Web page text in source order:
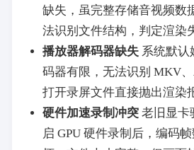
缺失，虽完整存储音视频数
法识别文件结构，判定渲染
播放器解码器缺失系统默认
码器有限，无法识别 MKV
打开录屏文件直接抛出渲染
硬件加速录制冲突老旧显卡
启 GPU 硬件录制后，编码